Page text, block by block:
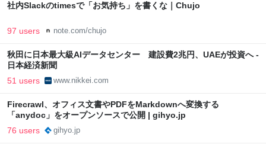
社内Slackのtimesで「お気持ち」を書くな｜Chujo
97 users note.com/chujo
秋田に日本最大級AIデータセンター 建設費2兆円、UAEが投資へ -
日本経済新聞
51 users www.nikkei.com
Firecrawl、オフィス文書やPDFをMarkdownへ変換する
「anydoc」をオープンソースで公開 | gihyo.jp
76 users gihyo.jp